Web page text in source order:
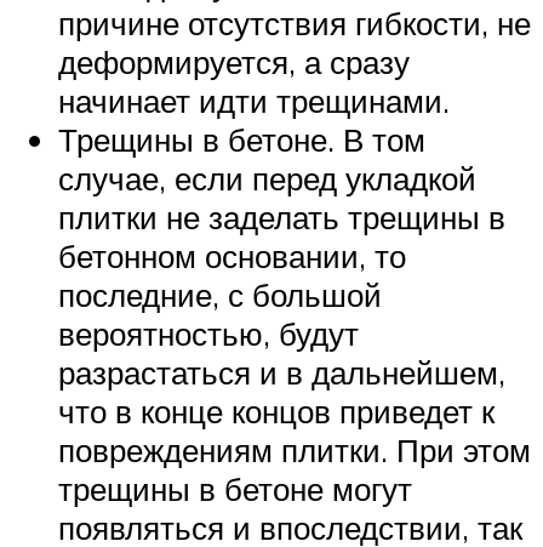
причине отсутствия гибкости, не
деформируется, а сразу
начинает идти трещинами.
Трещины в бетоне. В том
случае, если перед укладкой
плитки не заделать трещины в
бетонном основании, то
последние, с большой
вероятностью, будут
разрастаться и в дальнейшем,
что в конце концов приведет к
повреждениям плитки. При этом
трещины в бетоне могут
появляться и впоследствии, так